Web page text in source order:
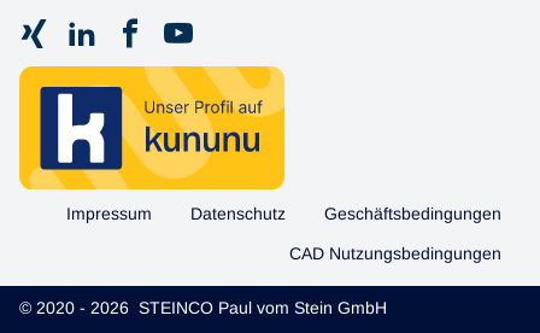
Impressum Datenschutz Geschäftsbedingungen
CAD Nutzungsbedingungen
© 2020 - 2026 STEINCO Paul vom Stein GmbH